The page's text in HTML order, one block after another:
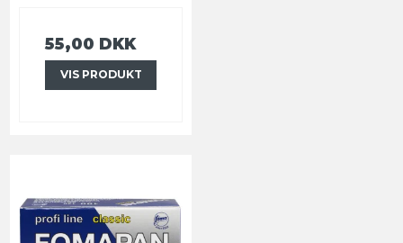
55,00 DKK
VIS PRODUKT